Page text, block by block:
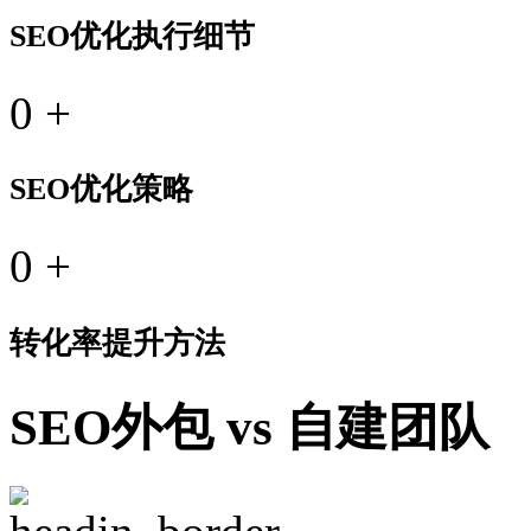
SEO优化执行细节
0 +
SEO优化策略
0 +
转化率提升方法
SEO外包 vs 自建团队